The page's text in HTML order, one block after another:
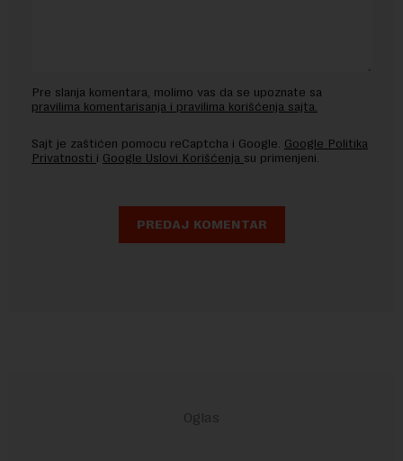
Pre slanja komentara, molimo vas da se upoznate sa
pravilima komentarisanja i pravilima korišćenja sajta.
Sajt je zaštićen pomocu reCaptcha i Google. Google Politika
Privatnosti i Google Uslovi Korišćenja su primenjeni.